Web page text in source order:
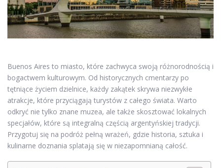
Buenos Aires to miasto, które zachwyca swoją różnorodnością i
bogactwem kulturowym. Od historycznych cmentarzy po
tętniące życiem dzielnice, każdy zakątek skrywa niezwykłe
atrakcje, które przyciągają turystów z całego świata. Warto
odkryć nie tylko znane muzea, ale także skosztować lokalnych
specjałów, które są integralną częścią argentyńskiej tradycji.
Przygotuj się na podróż pełną wrażeń, gdzie historia, sztuka i
kulinarne doznania splatają się w niezapomnianą całość.